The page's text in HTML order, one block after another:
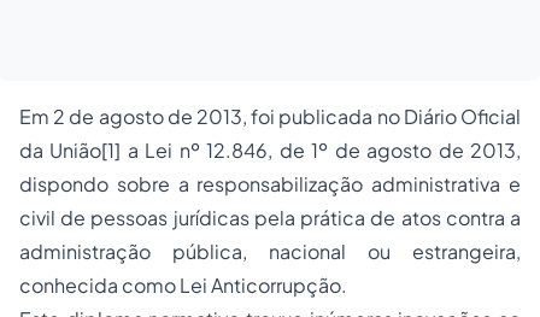
Em 2 de agosto de 2013, foi publicada no Diário Oficial
da União[1] a Lei nº 12.846, de 1º de agosto de 2013,
dispondo sobre a responsabilização administrativa e
civil de pessoas jurídicas pela prática de atos contra a
administração pública, nacional ou estrangeira,
conhecida como Lei Anticorrupção.